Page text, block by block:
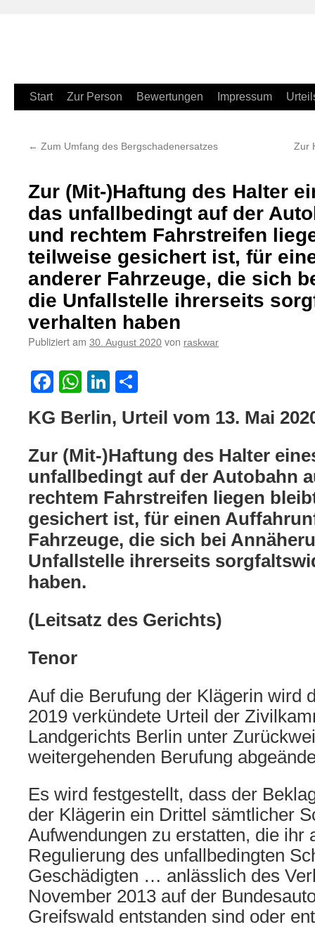
Zum
springen
Start Zur Person Bewertungen Impressum
← Zum Umfang des Bergschadenersatzes Zur
Zur (Mit-)Haftung des Halter
das unfallbedingt auf der
und rechtem Fahrstreifen
teilweise gesichert ist, für
anderer Fahrzeuge, die sich
die Unfallstelle ihrerseits
verhalten haben
Publiziert am 30. August 2020 von raskwar
Facebook
WhatsApp
LinkedIn
KG Berlin, Urteil vom 13. Mai
Zur (Mit-)Haftung des Halter
unfallbedingt auf der Autobahn
rechtem Fahrstreifen liegen
gesichert ist, für einen
Fahrzeuge, die sich bei
Unfallstelle ihrerseits
haben.
(Leitsatz des Gerichts)
Tenor
Auf die Berufung der Klägerin wird
2019 verkündete Urteil der
Landgerichts Berlin unter
weitergehenden Berufung
Es wird festgestellt, dass der
der Klägerin ein Drittel sämtlicher
Aufwendungen zu erstatten, die ihr
Regulierung des unfallbedingten
Geschädigten … anlässlich des
November 2013 auf der
Greifswald entstanden sind oder